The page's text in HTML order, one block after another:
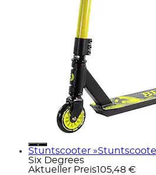
Stuntscooter
Six Degrees
Aktueller Preis105,48 €